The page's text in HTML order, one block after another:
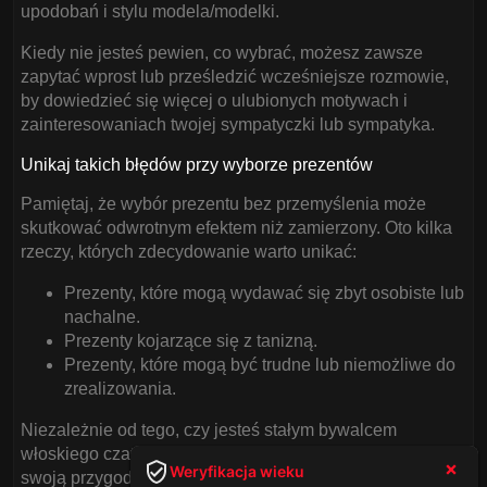
upodobań i stylu modela/modelki.
Kiedy nie jesteś pewien, co wybrać, możesz zawsze
zapytać wprost lub prześledzić wcześniejsze rozmowie,
by dowiedzieć się więcej o ulubionych motywach i
zainteresowaniach twojej sympatyczki lub sympatyka.
Unikaj takich błędów przy wyborze prezentów
Pamiętaj, że wybór prezentu bez przemyślenia może
skutkować odwrotnym efektem niż zamierzony. Oto kilka
rzeczy, których zdecydowanie warto unikać:
Prezenty, które mogą wydawać się zbyt osobiste lub
nachalne.
Prezenty kojarzące się z tanizną.
Prezenty, które mogą być trudne lub niemożliwe do
zrealizowania.
Niezależnie od tego, czy jesteś stałym bywalcem
włoskiego czatu dla dorosłych, czy dopiero zaczynasz
swoją przygodę, pamiętaj, że warto poświęcić chwilę na
Weryfikacja wieku